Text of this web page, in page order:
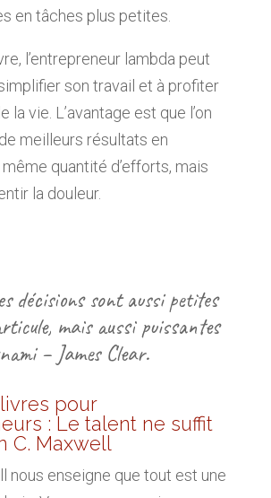
en tâches plus petites.
l’entrepreneur lambda peut
son travail et à profiter
la vie. L’avantage est que l’on
meilleurs résultats en
quantité d’efforts, mais
la douleur.
décisions sont aussi petites
mais aussi puissantes
– James Clear.
pour
: Le talent ne suffit
C. Maxwell
nous enseigne que tout est une